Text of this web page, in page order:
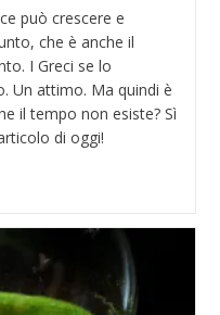
può crescere e
che è anche il
I Greci se lo
Un attimo. Ma quindi è
il tempo non esiste? Sì
di oggi!